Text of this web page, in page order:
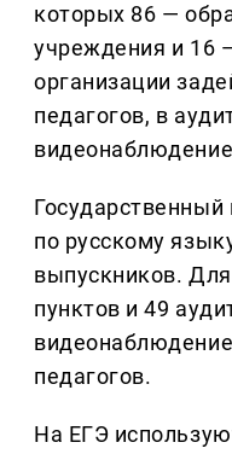
которых 86 —
учреждения и 16
организации
педагогов, в
по русскому
выпускников.
пунктов и 49
педагогов.
На ЕГЭ